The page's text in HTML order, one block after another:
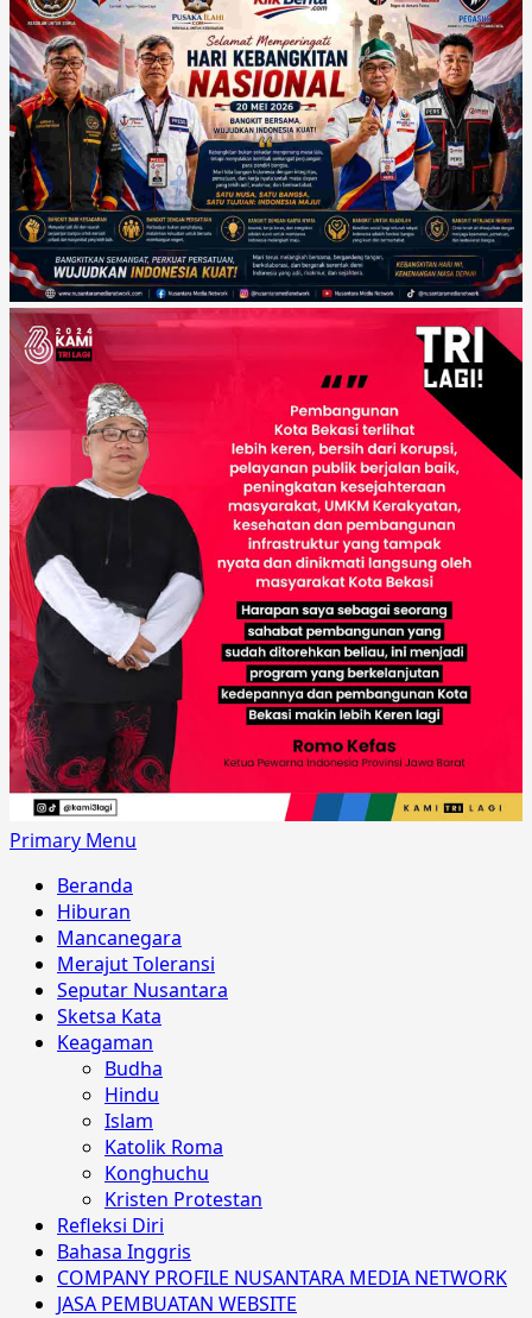
Primary Menu
Beranda
Hiburan
Mancanegara
Merajut Toleransi
Seputar Nusantara
Sketsa Kata
Keagaman
Budha
Hindu
Islam
Katolik Roma
Konghuchu
Kristen Protestan
Refleksi Diri
Bahasa Inggris
COMPANY PROFILE NUSANTARA MEDIA NETWORK
JASA PEMBUATAN WEBSITE